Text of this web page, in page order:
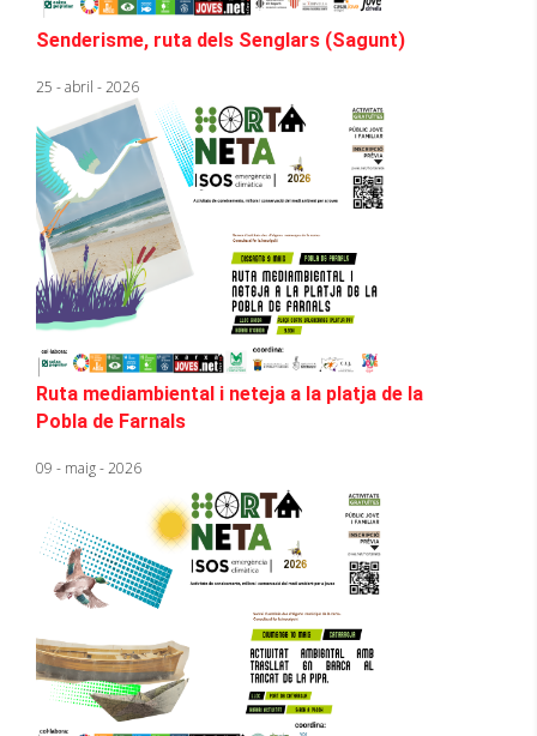
Senderisme, ruta dels Senglars (Sagunt)
25 - abril - 2026
Ruta mediambiental i neteja a la platja de la
Pobla de Farnals
09 - maig - 2026